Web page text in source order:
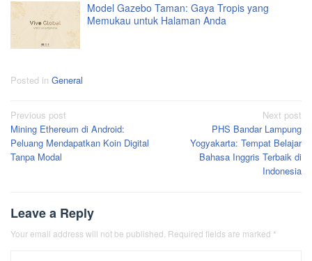
Model Gazebo Taman: Gaya Tropis yang
Memukau untuk Halaman Anda
Posted in General
Post
navigation
Previous post
Mining Ethereum di Android:
Peluang Mendapatkan Koin Digital
Tanpa Modal
Next post
PHS Bandar Lampung
Yogyakarta: Tempat Belajar
Bahasa Inggris Terbaik di
Indonesia
Leave a Reply
Your email address will not be published. Required fields are marked *